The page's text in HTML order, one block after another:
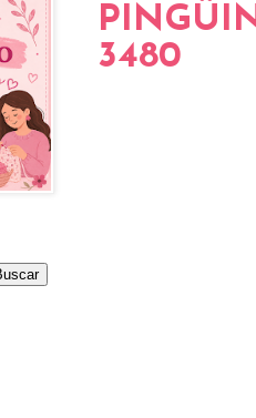
3480